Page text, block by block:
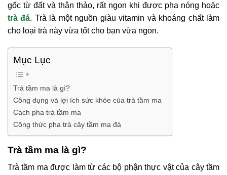
gốc từ đất và thân thảo, rất ngon khi được pha nóng hoặc
trà đá. Trà là một nguồn giàu vitamin và khoáng chất làm
cho loại trà này vừa tốt cho bạn vừa ngon.
Mục Lục
Trà tầm ma là gì?
Công dụng và lợi ích sức khỏe của trà tầm ma
Cách pha trà tầm ma
Công thức pha trà cây tầm ma đá
Trà tầm ma là gì?
Trà tầm ma được làm từ các bộ phận thực vật của cây tầm